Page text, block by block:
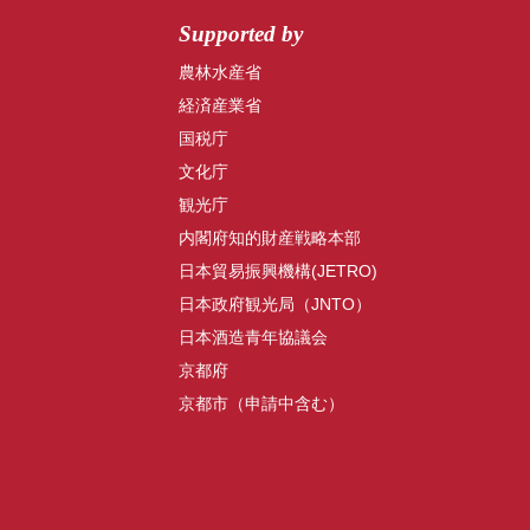
Supported by
農林水産省
経済産業省
国税庁
文化庁
観光庁
内閣府知的財産戦略本部
日本貿易振興機構(JETRO)
日本政府観光局（JNTO）
日本酒造青年協議会
京都府
京都市（申請中含む）